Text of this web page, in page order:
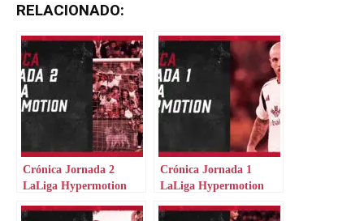
RELACIONADO:
Crónica Jornada 2
LaLiga Hypermotion
Crónica Jornada 1
LaLiga Hypermotion